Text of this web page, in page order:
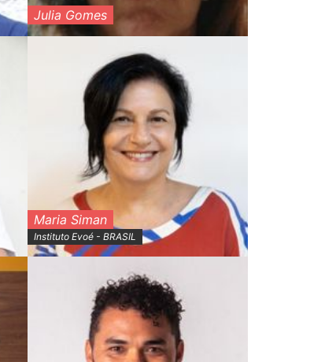
Julia Gomes
Maria Siman
Instituto Evoé - BRASIL